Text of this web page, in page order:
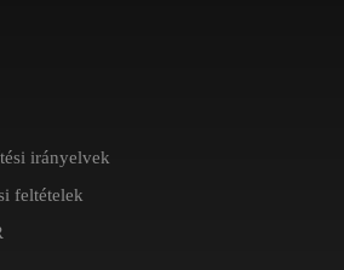
irányelvek
feltételek